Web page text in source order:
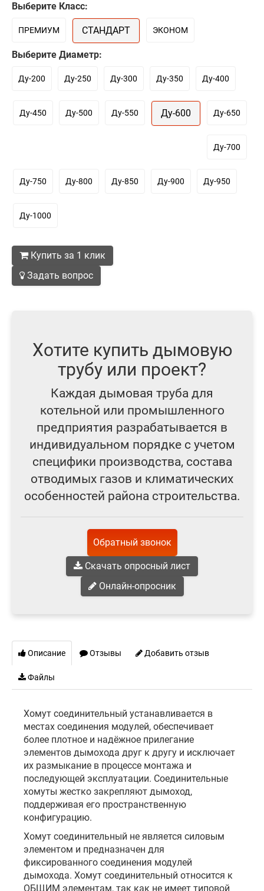
Выберите Класс:
ПРЕМИУМ СТАНДАРТ ЭКОНОМ
Выберите Диаметр:
Ду-200 Ду-250 Ду-300 Ду-350 Ду-400
Ду-450 Ду-500 Ду-550 Ду-600 Ду-650
Ду-700
Ду-750 Ду-800 Ду-850 Ду-900 Ду-950
Ду-1000
Купить за 1 клик
Задать вопрос
Хотите купить дымовую
трубу или проект?
Каждая дымовая труба для
котельной или промышленного
предприятия разрабатывается в
индивидуальном порядке с учетом
специфики производства, состава
отводимых газов и климатических
особенностей района строительства.
Обратный звонок
Скачать опросный лист
Онлайн-опросник
Описание Отзывы Добавить отзыв
Файлы
Хомут соединительный устанавливается в
местах соединения модулей, обеспечивает
более плотное и надёжное прилегание
элементов дымохода друг к другу и исключает
их размыкание в процессе монтажа и
последующей эксплуатации. Соединительные
хомуты жестко закрепляют дымоход,
поддерживая его пространственную
конфигурацию.
Хомут соединительный не является силовым
элементом и предназначен для
фиксированного соединения модулей
дымохода. Хомут соединительный относится к
ОБЩИМ элементам, так как не имеет типовой